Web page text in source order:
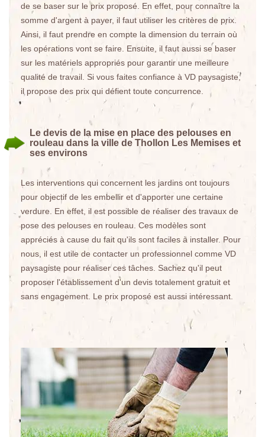
de se baser sur le prix proposé. En effet, pour connaître la
somme d'argent à payer, il faut utiliser les critères de prix.
Ainsi, il faut prendre en compte la dimension du terrain où
les opérations vont se faire. Ensuite, il faut aussi se baser
sur les matériels appropriés pour garantir une meilleure
qualité de travail. Si vous faites confiance à VD paysagiste,
il propose des prix qui défient toute concurrence.
Le devis de la mise en place des pelouses en
rouleau dans la ville de Thollon Les Memises et
ses environs
Les interventions qui concernent les jardins ont toujours
pour objectif de les embellir et d'apporter une certaine
verdure. En effet, il est possible de réaliser des travaux de
pose des pelouses en rouleau. Ces modèles sont
appréciés à cause du fait qu'ils sont faciles à installer. Pour
nous, il est utile de contacter un professionnel comme VD
paysagiste pour réaliser ces tâches. Sachez qu'il peut
proposer l'établissement d'un devis totalement gratuit et
sans engagement. Le prix proposé est aussi intéressant.